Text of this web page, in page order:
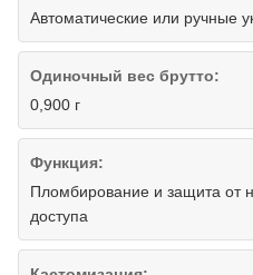
Автоматические или ручные
Одиночный вес брутто:
0,900 г
Функция:
Пломбирование и защита от
доступа